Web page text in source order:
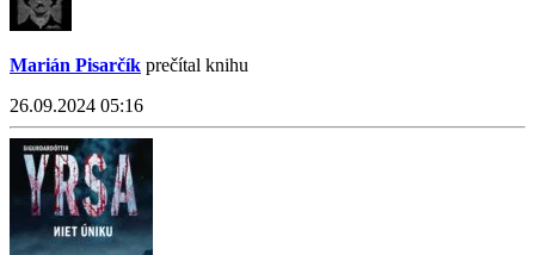
Marián Pisarčík prečítal knihu
26.09.2024 05:16